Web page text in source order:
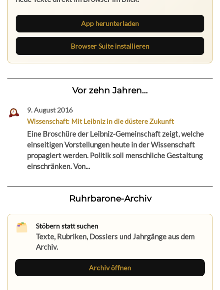
App herunterladen
Browser Suite installieren
Vor zehn Jahren...
9. August 2016
Wissenschaft: Mit Leibniz in die düstere Zukunft
Eine Broschüre der Leibniz-Gemeinschaft zeigt, welche
einseitigen Vorstellungen heute in der Wissenschaft
propagiert werden. Politik soll menschliche Gestaltung
einschränken. Von...
Ruhrbarone-Archiv
Stöbern statt suchen
Texte, Rubriken, Dossiers und Jahrgänge aus dem
Archiv.
Archiv öffnen